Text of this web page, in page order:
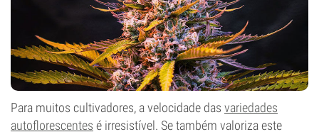
Para muitos cultivadores, a velocidade das variedades
autoflorescentes é irresistível. Se também valoriza este